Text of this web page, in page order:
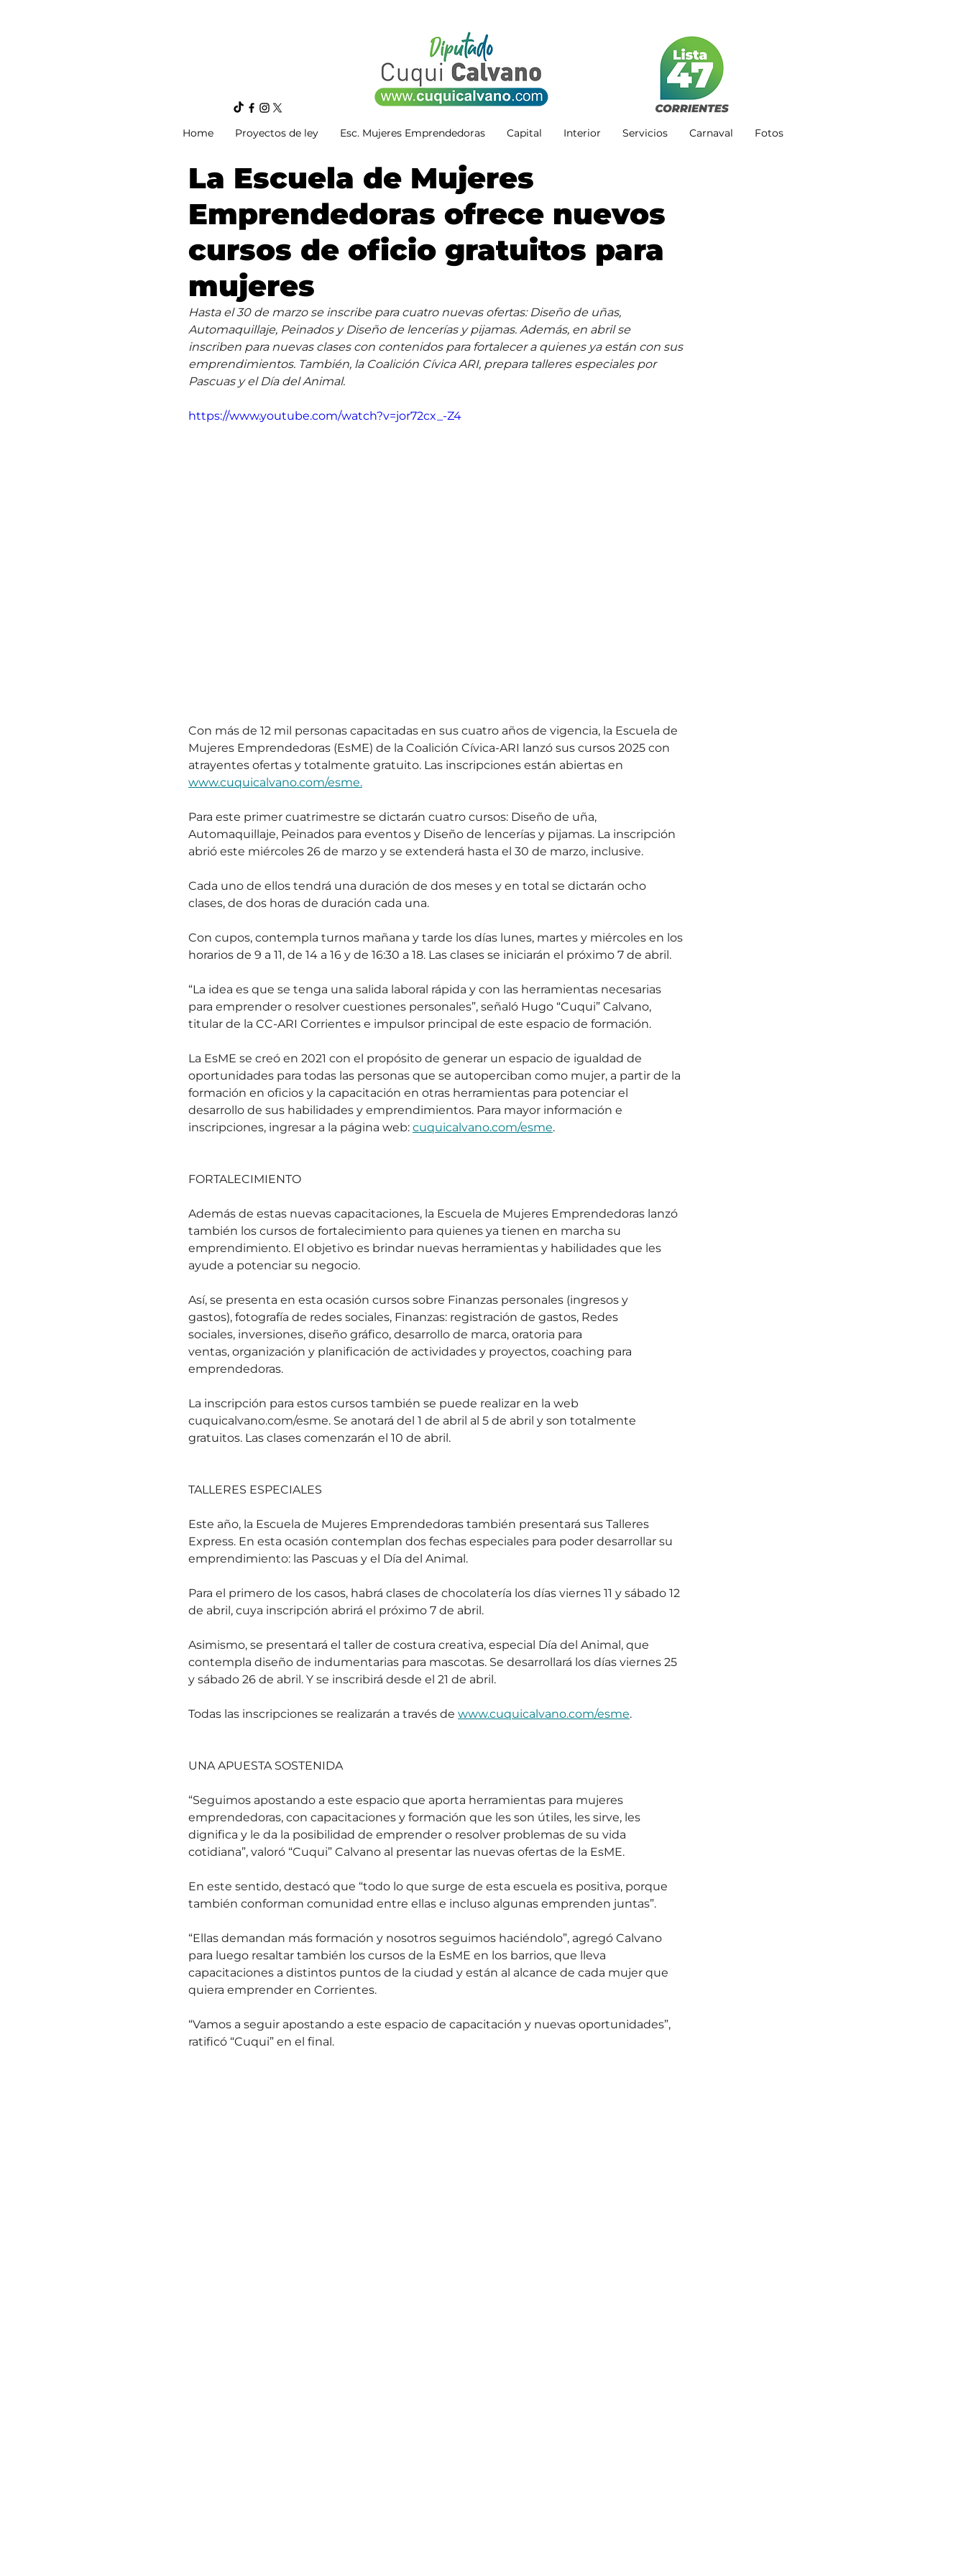
Home Proyectos de ley Esc. Mujeres Emprendedoras Capital Interior Servicios Carnaval Fotos
La Escuela de Mujeres
Emprendedoras ofrece nuevos
cursos de oficio gratuitos para
mujeres
Hasta el 30 de marzo se inscribe para cuatro nuevas ofertas: Diseño de uñas,
Automaquillaje, Peinados y Diseño de lencerías y pijamas. Además, en abril se
inscriben para nuevas clases con contenidos para fortalecer a quienes ya están con sus
emprendimientos. También, la Coalición Cívica ARI, prepara talleres especiales por
Pascuas y el Día del Animal.
https://www.youtube.com/watch?v=jor72cx_-Z4
Con más de 12 mil personas capacitadas en sus cuatro años de vigencia, la Escuela de
Mujeres Emprendedoras (EsME) de la Coalición Cívica-ARI lanzó sus cursos 2025 con
atrayentes ofertas y totalmente gratuito. Las inscripciones están abiertas en
www.cuquicalvano.com/esme.
Para este primer cuatrimestre se dictarán cuatro cursos: Diseño de uña,
Automaquillaje, Peinados para eventos y Diseño de lencerías y pijamas. La inscripción
abrió este miércoles 26 de marzo y se extenderá hasta el 30 de marzo, inclusive.
Cada uno de ellos tendrá una duración de dos meses y en total se dictarán ocho
clases, de dos horas de duración cada una.
Con cupos, contempla turnos mañana y tarde los días lunes, martes y miércoles en los
horarios de 9 a 11, de 14 a 16 y de 16:30 a 18. Las clases se iniciarán el próximo 7 de abril.
“La idea es que se tenga una salida laboral rápida y con las herramientas necesarias
para emprender o resolver cuestiones personales”, señaló Hugo “Cuqui” Calvano,
titular de la CC-ARI Corrientes e impulsor principal de este espacio de formación.
La EsME se creó en 2021 con el propósito de generar un espacio de igualdad de
oportunidades para todas las personas que se autoperciban como mujer, a partir de la
formación en oficios y la capacitación en otras herramientas para potenciar el
desarrollo de sus habilidades y emprendimientos. Para mayor información e
inscripciones, ingresar a la página web: cuquicalvano.com/esme.
FORTALECIMIENTO
Además de estas nuevas capacitaciones, la Escuela de Mujeres Emprendedoras lanzó
también los cursos de fortalecimiento para quienes ya tienen en marcha su
emprendimiento. El objetivo es brindar nuevas herramientas y habilidades que les
ayude a potenciar su negocio.
Así, se presenta en esta ocasión cursos sobre Finanzas personales (ingresos y
gastos), ⁠fotografía de redes sociales, Finanzas: registración de gastos, ⁠Redes
sociales, inversiones, ⁠diseño gráfico, desarrollo de marca, ⁠oratoria para
ventas, organización y planificación de actividades y proyectos, ⁠coaching para
emprendedoras.
La inscripción para estos cursos también se puede realizar en la web
cuquicalvano.com/esme. Se anotará del 1 de abril al 5 de abril y son totalmente
gratuitos. Las clases comenzarán el 10 de abril.
TALLERES ESPECIALES
Este año, la Escuela de Mujeres Emprendedoras también presentará sus Talleres
Express. En esta ocasión contemplan dos fechas especiales para poder desarrollar su
emprendimiento: las Pascuas y el Día del Animal.
Para el primero de los casos, habrá clases de chocolatería los días viernes 11 y sábado 12
de abril, cuya inscripción abrirá el próximo 7 de abril.
Asimismo, se presentará el taller de costura creativa, especial Día del Animal, que
contempla diseño de indumentarias para mascotas. Se desarrollará los días viernes 25
y sábado 26 de abril. Y se inscribirá desde el 21 de abril.
Todas las inscripciones se realizarán a través de www.cuquicalvano.com/esme.
UNA APUESTA SOSTENIDA
“Seguimos apostando a este espacio que aporta herramientas para mujeres
emprendedoras, con capacitaciones y formación que les son útiles, les sirve, les
dignifica y le da la posibilidad de emprender o resolver problemas de su vida
cotidiana”, valoró “Cuqui” Calvano al presentar las nuevas ofertas de la EsME.
En este sentido, destacó que “todo lo que surge de esta escuela es positiva, porque
también conforman comunidad entre ellas e incluso algunas emprenden juntas”.
“Ellas demandan más formación y nosotros seguimos haciéndolo”, agregó Calvano
para luego resaltar también los cursos de la EsME en los barrios, que lleva
capacitaciones a distintos puntos de la ciudad y están al alcance de cada mujer que
quiera emprender en Corrientes.
“Vamos a seguir apostando a este espacio de capacitación y nuevas oportunidades”,
ratificó “Cuqui” en el final.